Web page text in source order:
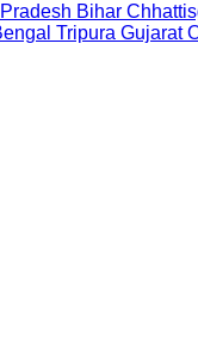
Bihar
Tripura Gujarat